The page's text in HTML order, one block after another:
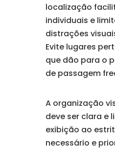
localização
individuais e
distrações
Evite lugares
que dão para o
de passagem
A organização
deve ser clara e
exibição ao
necessário e